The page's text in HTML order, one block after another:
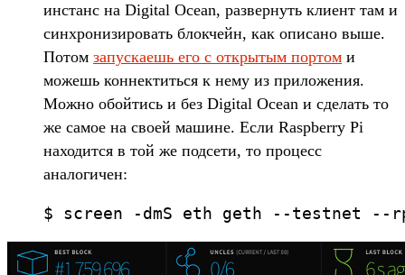
инстанс на Digital Ocean, развернуть клиент там и
синхронизировать блокчейн, как описано выше.
Потом запускаешь его с открытым портом и
можешь коннектиться к нему из приложения.
Можно обойтись и без Digital Ocean и сделать то
же самое на своей машине. Если Raspberry Pi
находится в той же подсети, то процесс
аналогичен:
$ screen -dmS eth geth --testnet